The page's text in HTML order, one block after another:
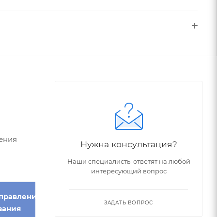
Серия
Нужна консультация?
Наши специалисты ответят на любой
интересующий вопрос
ЗАДАТЬ ВОПРОС